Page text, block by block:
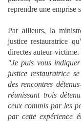
reprendre une emprise
Par ailleurs, la
justice restauratrice
directes auteur-
"Je puis vous
justice restauratrice
des rencontres
réunissant trois
ceux commis par les
par cette expérience